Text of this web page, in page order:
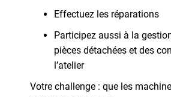
Effectuez les réparations
Participez aussi à la
pièces détachées et des
l’atelier
Votre challenge : que les